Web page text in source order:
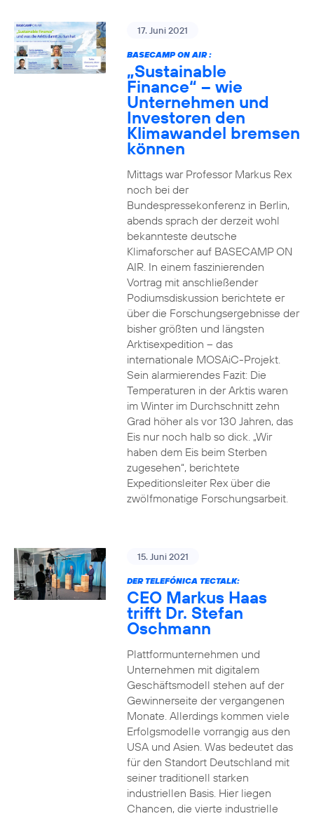
17. Juni 2021
BASECAMP ON AIR :
„Sustainable
Finance“ – wie
Unternehmen und
Investoren den
Klimawandel bremsen
können
Mittags war Professor Markus Rex
noch bei der
Bundespressekonferenz in Berlin,
abends sprach der derzeit wohl
bekannteste deutsche
Klimaforscher auf BASECAMP ON
AIR. In einem faszinierenden
Vortrag mit anschließender
Podiumsdiskussion berichtete er
über die Forschungsergebnisse der
bisher größten und längsten
Arktisexpedition – das
internationale MOSAiC-Projekt.
Sein alarmierendes Fazit: Die
Temperaturen in der Arktis waren
im Winter im Durchschnitt zehn
Grad höher als vor 130 Jahren, das
Eis nur noch halb so dick. „Wir
haben dem Eis beim Sterben
zugesehen“, berichtete
Expeditionsleiter Rex über die
zwölfmonatige Forschungsarbeit.
15. Juni 2021
DER TELEFÓNICA TECTALK:
CEO Markus Haas
trifft Dr. Stefan
Oschmann
Plattformunternehmen und
Unternehmen mit digitalem
Geschäftsmodell stehen auf der
Gewinnerseite der vergangenen
Monate. Allerdings kommen viele
Erfolgsmodelle vorrangig aus den
USA und Asien. Was bedeutet das
für den Standort Deutschland mit
seiner traditionell starken
industriellen Basis. Hier liegen
Chancen, die vierte industrielle